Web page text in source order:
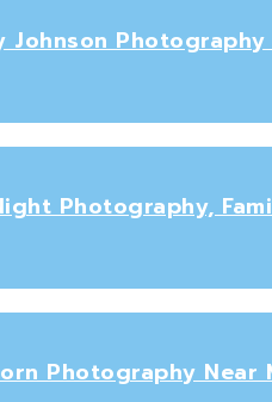
Johnson
Photography,
Photography